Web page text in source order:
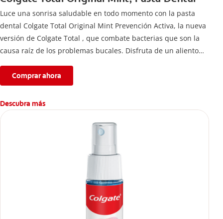
Luce una sonrisa saludable en todo momento con la pasta
dental Colgate Total Original Mint Prevención Activa, la nueva
versión de Colgate Total , que combate bacterias que son la
causa raíz de los problemas bucales. Disfruta de un aliento
fórmula con desempeño superior**** de la pasta de dientes
Colgate Total que te ofrece 24 horas** de protección
antibacterial.
****Vs crema dental regular con flúor sin ingrediente
**Con el cepillado 2 veces por día y uso continuo por 4
Comprar ahora
Descubra más